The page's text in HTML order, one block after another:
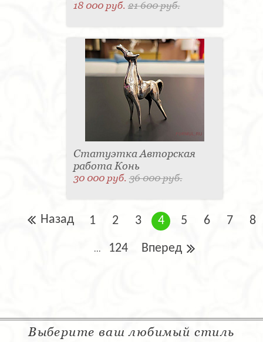
18 000 руб.21 600 руб.
Статуэтка Авторская
работа Конь
30 000 руб.36 000 руб.
Назад 1 2 3 4 5 6 7 8
... 124 Вперед
Выберите ваш любимый стиль